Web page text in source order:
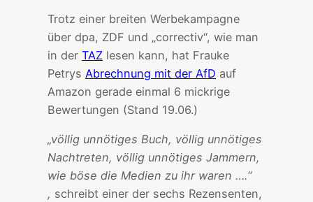
Trotz einer breiten Werbekampagne
über dpa, ZDF und „correctiv“, wie man
in der TAZ lesen kann, hat Frauke
Petrys Abrechnung mit der AfD auf
Amazon gerade einmal 6 mickrige
Bewertungen (Stand 19.06.)
„völlig unnötiges Buch, völlig unnötiges
Nachtreten, völlig unnötiges Jammern,
wie böse die Medien zu ihr waren ….“
, schreibt einer der sechs Rezensenten,